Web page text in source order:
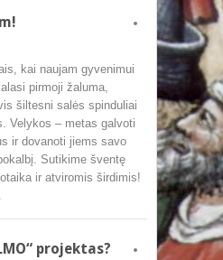
kai naujam gyvenimui
pirmoji žaluma,
šiltesni salės spinduliai
Velykos – metas galvoti
ir dovanoti jiems savo
Sutikime šventę
ir atviromis širdimis!
projektas?